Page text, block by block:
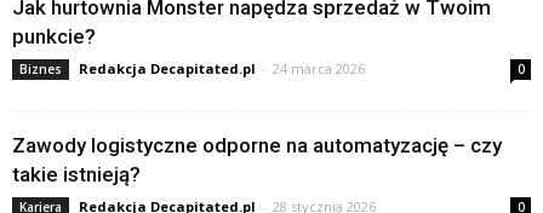
Jak hurtownia Monster napędza sprzedaż w Twoim
punkcie?
Biznes Redakcja Decapitated.pl - 24 marca 2026 0
Zawody logistyczne odporne na automatyzację – czy
takie istnieją?
Kariera Redakcja Decapitated.pl - 28 stycznia 2026 0